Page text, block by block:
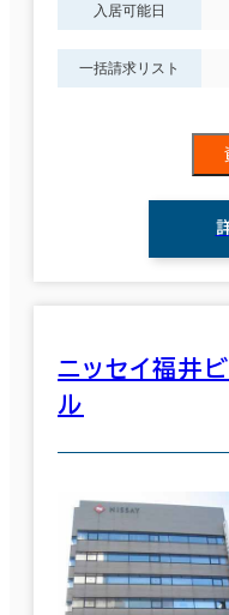
入居可能日
一括請求リスト
ニッセイ福井ビ
ル